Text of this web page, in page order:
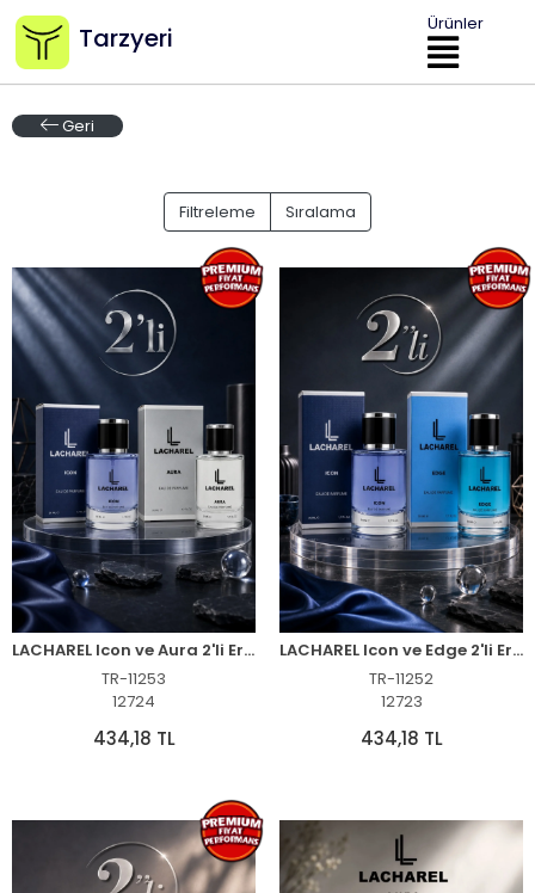
Tarzyeri Ürünler
Geri
Filtreleme Sıralama
LACHAREL Icon ve Aura 2'li Erkek Parfüm Seti Eau De Parfum 2x50 ML
TR-11253
12724
434,18 TL
LACHAREL Icon ve Edge 2'li Erkek Parfüm Seti Eau De Parfum 2x50 ML
TR-11252
12723
434,18 TL